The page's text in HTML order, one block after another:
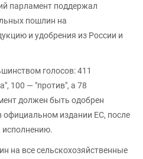
парламент поддержал
пошлин на
и удобрения из России и
голосов: 411
100 — "против", а 78
должен быть одобрен
официальном издании ЕС, после
исполнению.
на все сельскохозяйственные